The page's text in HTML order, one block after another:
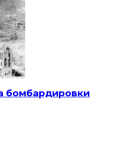
бомбардировки